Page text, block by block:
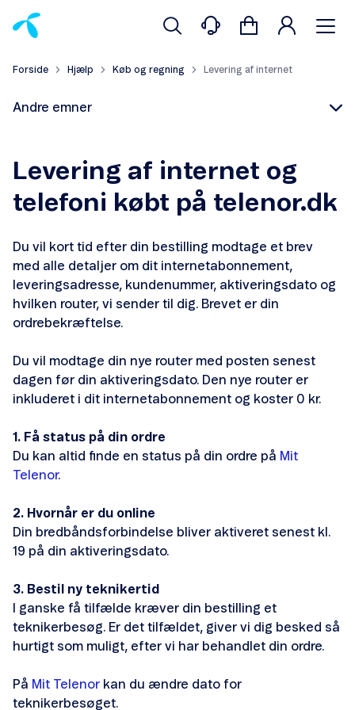
Forside Hjælp Køb og regning Levering af internet
Andre emner
Levering af mobil
Levering af internet
Reklamation
Vilkår
Telefoni via bredbånd (VoIP)
Din første regning
Gebyrer på din regning
Info om service- og 90-numre
Du har betalt med mobilen
Levering af internet og
telefoni købt på telenor.dk
Du vil kort tid efter din bestilling modtage et brev
med alle detaljer om dit internetabonnement,
leveringsadresse, kundenummer, aktiveringsdato og
hvilken router, vi sender til dig. Brevet er din
ordrebekræftelse.
Du vil modtage din nye router med posten senest
dagen før din aktiveringsdato. Den nye router er
inkluderet i dit internetabonnement og koster 0 kr.
1. Få status på din ordre
Du kan altid finde en status på din ordre på Mit
Telenor.
2. Hvornår er du online
Din bredbåndsforbindelse bliver aktiveret senest kl.
19 på din aktiveringsdato.
3. Bestil ny teknikertid
I ganske få tilfælde kræver din bestilling et
teknikerbesøg. Er det tilfældet, giver vi dig besked så
hurtigt som muligt, efter vi har behandlet din ordre.
På Mit Telenor kan du ændre dato for
teknikerbesøget.